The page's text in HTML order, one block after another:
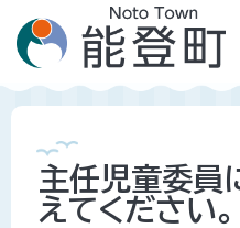
主任児童委員
えてください。